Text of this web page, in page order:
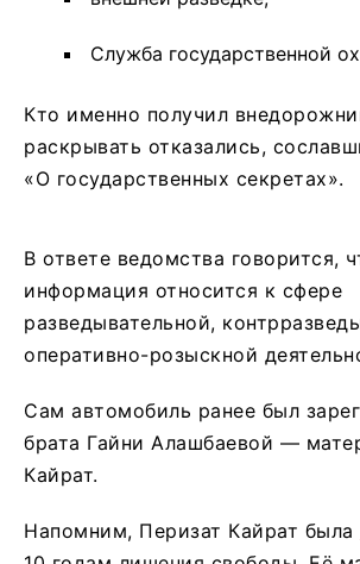
Служба государственной
Кто именно получил
раскрывать отказались,
«О государственных секретах».
В ответе ведомства говорится,
информация относится к сфере
разведывательной,
оперативно-розыскной
Сам автомобиль ранее был
брата Гайни Алашбаевой —
Кайрат.
Напомним, Перизат Кайрат была